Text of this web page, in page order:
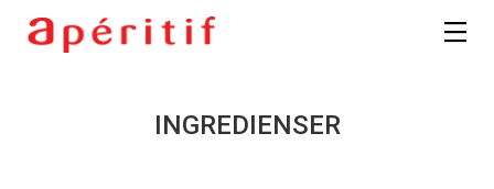
INGREDIENSER